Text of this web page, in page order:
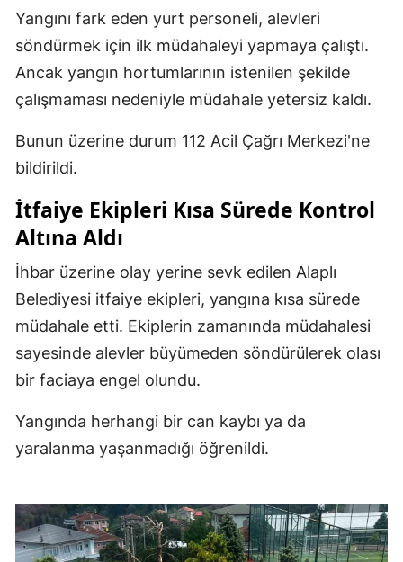
Yangını fark eden yurt personeli, alevleri
söndürmek için ilk müdahaleyi yapmaya çalıştı.
Ancak yangın hortumlarının istenilen şekilde
çalışmaması nedeniyle müdahale yetersiz kaldı.
Bunun üzerine durum 112 Acil Çağrı Merkezi'ne
bildirildi.
İtfaiye Ekipleri Kısa Sürede Kontrol
Altına Aldı
İhbar üzerine olay yerine sevk edilen Alaplı
Belediyesi itfaiye ekipleri, yangına kısa sürede
müdahale etti. Ekiplerin zamanında müdahalesi
sayesinde alevler büyümeden söndürülerek olası
bir faciaya engel olundu.
Yangında herhangi bir can kaybı ya da
yaralanma yaşanmadığı öğrenildi.